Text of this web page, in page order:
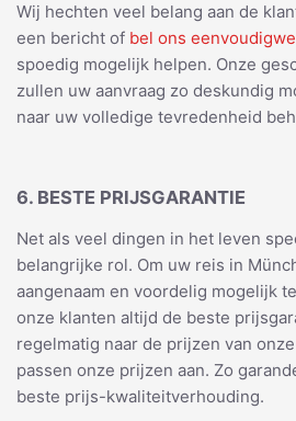
Wij hechten veel belang aan de
een bericht of bel ons
spoedig mogelijk helpen. Onze
zullen uw aanvraag zo deskundig
naar uw volledige tevredenheid
6. BESTE PRIJSGARANTIE
Net als veel dingen in het leven
belangrijke rol. Om uw reis in
aangenaam en voordelig mogelijk
onze klanten altijd de beste
regelmatig naar de prijzen van
passen onze prijzen aan. Zo
beste prijs-kwaliteitverhouding.